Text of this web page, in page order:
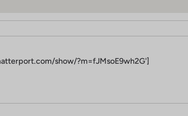
show/?m=fJMsoE9wh2G']